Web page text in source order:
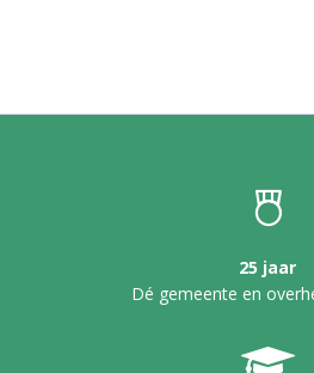
25 jaar
Dé gemeente en